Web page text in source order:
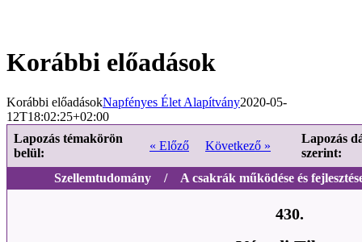
Korábbi előadások
Korábbi előadásokNapfényes Élet Alapítvány2020-05-
12T18:02:25+02:00
Lapozás témakörön
belül:
« Előző Következő »
Lapozás
szerint:
Szellemtudomány / A csakrák működése és
430.